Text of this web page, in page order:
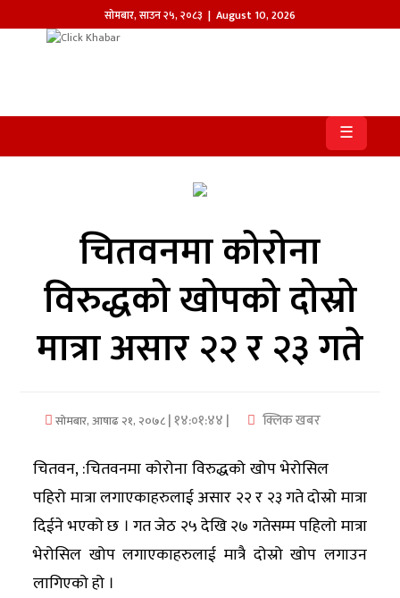
सोमबार,साउन२५,२०८३ | August 10, 2026
खबर
समाज
सम्पादकीय
राजनीति
वाणिज्य
मनाेरञ्जन
विज्ञान
प्रविधि
☰
चितवनमा कोरोना
विरुद्धको खोपको दोस्रो
मात्रा असार २२ र २३ गते
सोमबार, आषाढ २१, २०७८| १४:०१:४४ | क्लिक खबर
चितवन, :चितवनमा कोरोना विरुद्धको खोप भेरोसिल
पहिरो मात्रा लगाएकाहरुलाई असार २२ र २३ गते दोस्रो मात्रा
दिईने भएको छ । गत जेठ २५ देखि २७ गतेसम्म पहिलो मात्रा
भेरोसिल खोप लगाएकाहरुलाई मात्रै दोस्रो खोप लगाउन
लागिएको हो ।